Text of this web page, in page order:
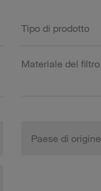
Tipo di prodotto
Materiale del filtro
Paese di origine